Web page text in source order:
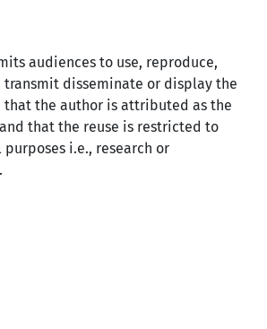
audiences to use, reproduce,
disseminate or display the
the author is attributed as the
that the reuse is restricted to
i.e., research or